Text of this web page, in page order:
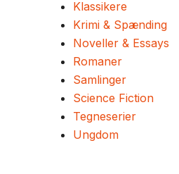
Klassikere
Krimi & Spænding
Noveller & Essays
Romaner
Samlinger
Science Fiction
Tegneserier
Ungdom